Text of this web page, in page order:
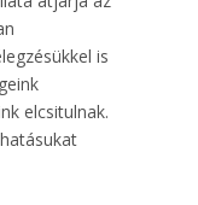
is
elcsitulnak.